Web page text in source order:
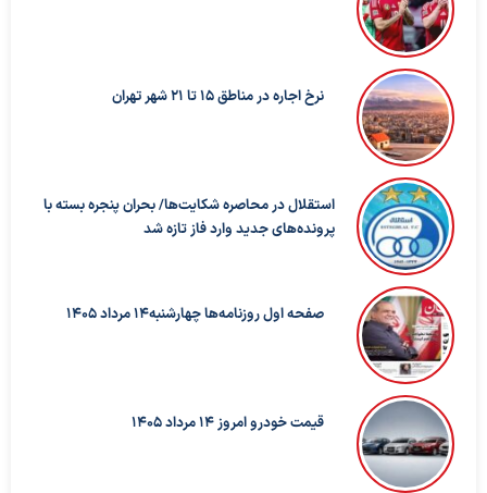
نرخ اجاره در مناطق 15 تا 21 شهر تهران
استقلال در محاصره شکایت‌ها/ بحران پنجره بسته با
پرونده‌های جدید وارد فاز تازه شد
صفحه اول روزنامه‌ها چهارشنبه14 مرداد 1405
قیمت خودرو امروز 14 مرداد 1405